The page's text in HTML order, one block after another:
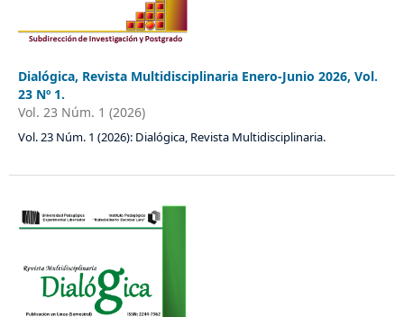
Dialógica, Revista Multidisciplinaria Enero-Junio 2026, Vol.
23 Nº 1.
Vol. 23 Núm. 1 (2026)
Vol. 23 Núm. 1 (2026): Dialógica, Revista Multidisciplinaria.